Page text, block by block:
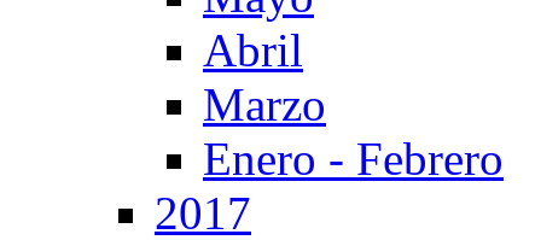
Abril
Marzo
Enero - Febrero
2017